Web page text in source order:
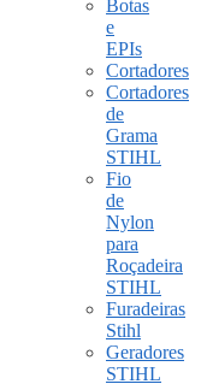
Botas
e
EPIs
Cortadores
Cortadores
de
Grama
STIHL
Fio
de
Nylon
para
Roçadeira
STIHL
Furadeiras
Stihl
Geradores
STIHL